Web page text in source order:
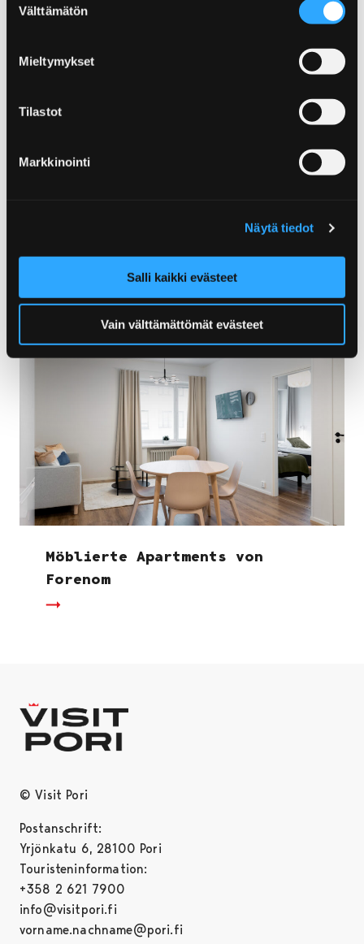
valinta
Välttämätön
Mieltymykset
Tilastot
Markkinointi
Näytä tiedot
Salli kaikki evästeet
Vain välttämättömät evästeet
Hostel Lepopaikka Lokinpesä
Möblierte Apartments von
Forenom
© Visit Pori
Postanschrift:
Yrjönkatu 6, 28100 Pori
Touristeninformation:
+358 2 621 7900
info@visitpori.fi
vorname.nachname@pori.fi